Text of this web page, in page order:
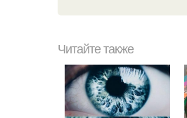
Читайте также